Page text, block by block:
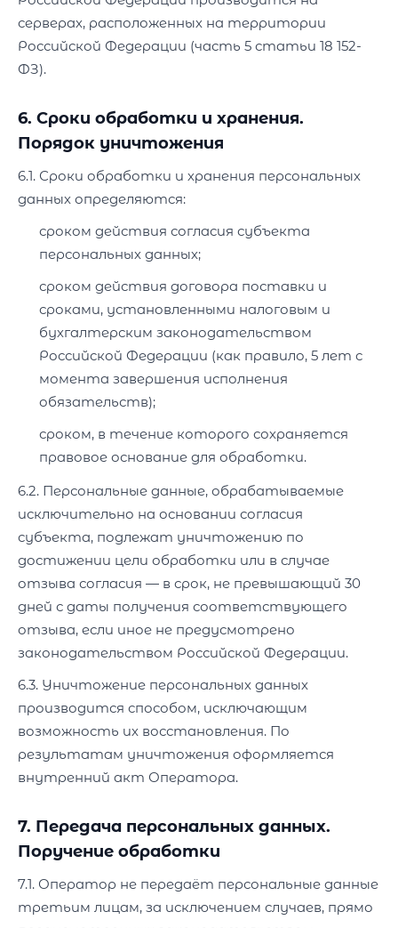
серверах, расположенных на территории
Российской Федерации (часть 5 статьи 18 152-
ФЗ).
6. Сроки обработки и хранения.
Порядок уничтожения
6.1. Сроки обработки и хранения персональных
данных определяются:
сроком действия согласия субъекта
персональных данных;
сроком действия договора поставки и
сроками, установленными налоговым и
бухгалтерским законодательством
Российской Федерации (как правило, 5 лет с
момента завершения исполнения
обязательств);
сроком, в течение которого сохраняется
правовое основание для обработки.
6.2. Персональные данные, обрабатываемые
исключительно на основании согласия
субъекта, подлежат уничтожению по
достижении цели обработки или в случае
отзыва согласия — в срок, не превышающий 30
дней с даты получения соответствующего
отзыва, если иное не предусмотрено
законодательством Российской Федерации.
6.3. Уничтожение персональных данных
производится способом, исключающим
возможность их восстановления. По
результатам уничтожения оформляется
внутренний акт Оператора.
7. Передача персональных данных.
Поручение обработки
7.1. Оператор не передаёт персональные данные
третьим лицам, за исключением случаев, прямо